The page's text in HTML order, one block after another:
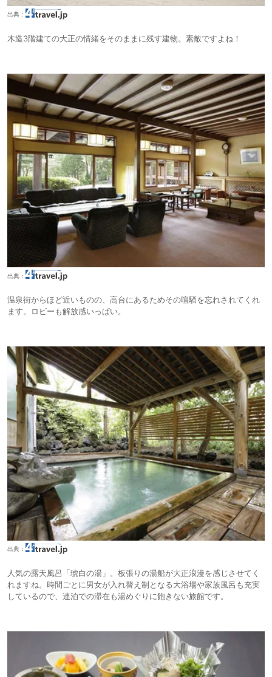
出典：
木造3階建ての大正の情緒をそのままに残す建物。素敵ですよね！
出典：
温泉街からほど近いものの、高台にあるためその喧騒を忘れされてくれ
ます。ロビーも解放感いっぱい。
出典：
人気の露天風呂「琥白の湯」。板張りの湯船が大正浪漫を感じさせてく
れますね。時間ごとに男女が入れ替え制となる大浴場や家族風呂も充実
しているので、連泊での滞在も湯めぐりに飽きない旅館です。